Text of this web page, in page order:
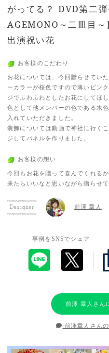
がってる？ DVD第二
AGEMONO～二皿目
出演祝い花
お客様のこだわり
お花については、今回贈らせてい
ーカラーが桜色ですので薄いピン
ジでふわふわとしたお花にしてほ
色として他メンバーの色である水
入れていただきました。
装飾については動画で神社に行く
ジしてパネルを作りました。
お客様の想い
今回もお花を贈って喜んでくれる
来たらいいなと思いながら贈らせて
Designer 前澤 章人
事例をSNSでシェア
前澤 章人さん
前澤章人さん